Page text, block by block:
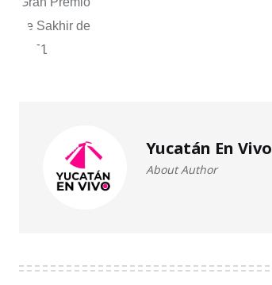
Yucatán En Vivo
About Author